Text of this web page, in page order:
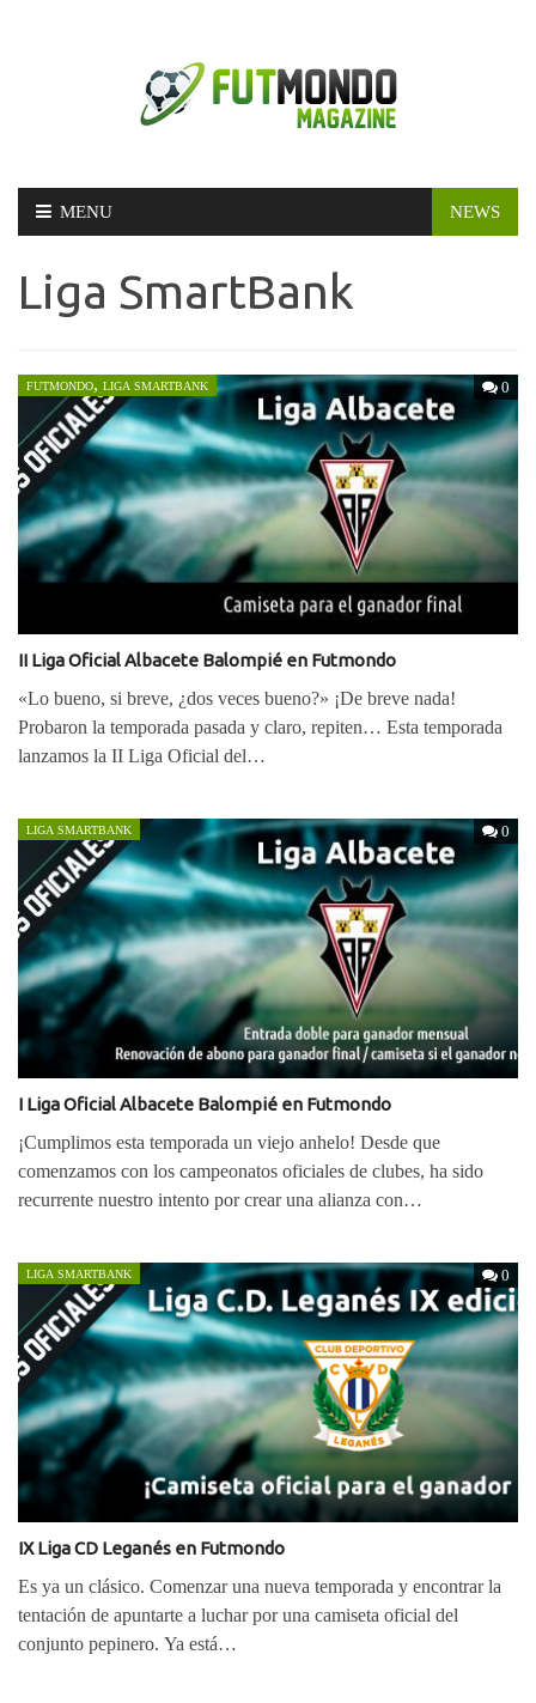
Skip
MENU NEWS
Liga SmartBank
0
FUTMONDO, LIGA SMARTBANK
II Liga Oficial Albacete Balompié en Futmondo
«Lo bueno, si breve, ¿dos veces bueno?» ¡De breve nada!
Probaron la temporada pasada y claro, repiten… Esta temporada
lanzamos la II Liga Oficial del…
0
LIGA SMARTBANK
I Liga Oficial Albacete Balompié en Futmondo
¡Cumplimos esta temporada un viejo anhelo! Desde que
comenzamos con los campeonatos oficiales de clubes, ha sido
recurrente nuestro intento por crear una alianza con…
0
LIGA SMARTBANK
IX Liga CD Leganés en Futmondo
Es ya un clásico. Comenzar una nueva temporada y encontrar la
tentación de apuntarte a luchar por una camiseta oficial del
conjunto pepinero. Ya está…